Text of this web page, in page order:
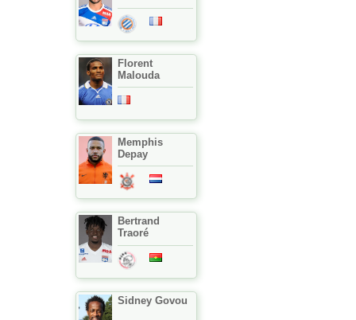
Florent
Malouda
Memphis
Depay
Bertrand
Traoré
Sidney Govou